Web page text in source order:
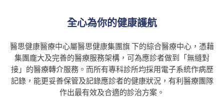
全心為你的健康護航
醫思健康醫療中心屬醫思健康集團旗 下的綜合醫療中心，憑藉
集團龐大及完善的醫療服務架構，可為應診者做到「無縫對
接」的醫療轉介服務。而所有專科診所均採用電子系統作病歷
記錄，能更妥善保管及記錄應診者的健康狀況，有利醫療團隊
作出最有效及合適的診治方案。